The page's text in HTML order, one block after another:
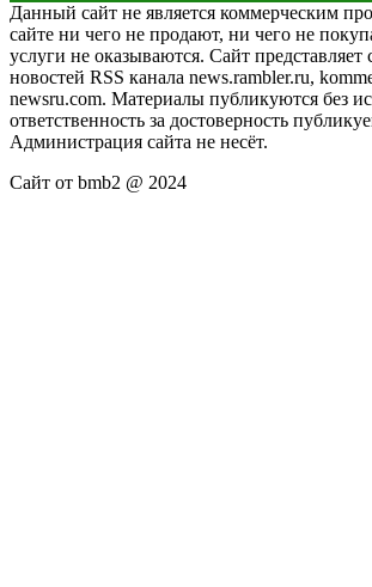
Данный сайт не является коммерческим
сайте ни чего не продают, ни чего не
услуги не оказываются. Сайт представляет
новостей RSS канала news.rambler.ru,
newsru.com. Материалы публикуются без
ответственность за достоверность
Администрация сайта не несёт.
Сайт от bmb2 @ 2024